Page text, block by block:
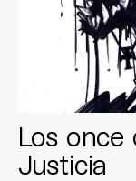
Los once
Justicia